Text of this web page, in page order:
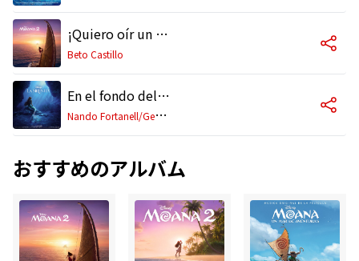
¡Quiero oír un Chee Hoo!
Beto Castillo
En el fondo del mar
N
ando Fortanell/Germán Fabregat/Beto Castillo/アンサンブル
おすすめのアルバム